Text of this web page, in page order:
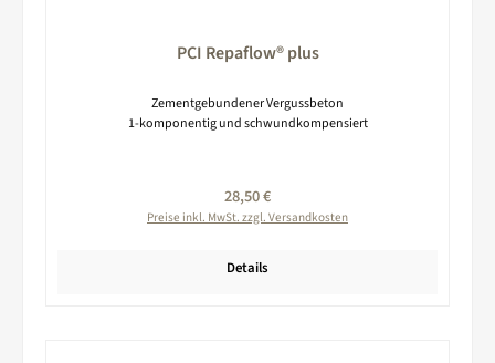
PCI Repaflow® plus
Zementgebundener Vergussbeton
1-komponentig und schwundkompensiert
Regulärer Preis:
28,50 €
Preise inkl. MwSt. zzgl. Versandkosten
Details